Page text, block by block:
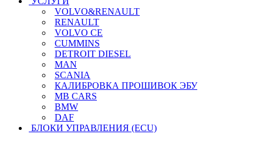
VOLVO&RENAULT
RENAULT
VOLVO CE
CUMMINS
DETROIT DIESEL
MAN
SCANIA
КАЛИБРОВКА ПРОШИВОК ЭБУ
MB CARS
BMW
DAF
БЛОКИ УПРАВЛЕНИЯ (ECU)